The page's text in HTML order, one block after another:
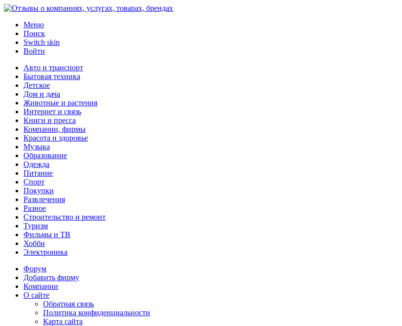
Меню
Поиск
Switch skin
Войти
Авто и транспорт
Бытовая техника
Детское
Дом и дача
Животные и растения
Интернет и связь
Книги и пресса
Компании, фирмы
Красота и здоровье
Музыка
Образование
Одежда
Питание
Спорт
Покупки
Развлечения
Разное
Строительство и ремонт
Туризм
Фильмы и ТВ
Хобби
Электроника
Форум
Добавить фирму
Компании
О сайте
Обратная связь
Политика конфиденциальности
Карта сайта